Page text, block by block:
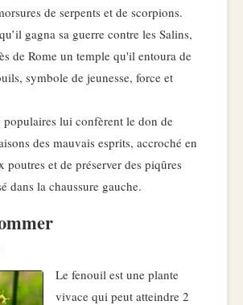
de serpents et de scorpions.
gagna sa guerre contre les Salins,
de Rome un temple qu'il entoura de
symbole de jeunesse, force et
populaires lui confèrent le don de
des mauvais esprits, accroché en
poutres et de préserver des piqûres
dans la chaussure gauche.
Le fenouil est une plante
vivace qui peut atteindre 2